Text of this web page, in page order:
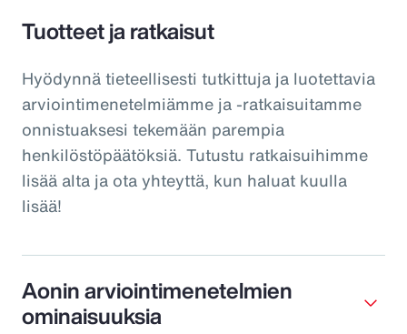
Tuotteet ja ratkaisut
Hyödynnä tieteellisesti tutkittuja ja luotettavia
arviointimenetelmiämme ja -ratkaisuitamme
onnistuaksesi tekemään parempia
henkilöstöpäätöksiä. Tutustu ratkaisuihimme
lisää alta ja ota yhteyttä, kun haluat kuulla
lisää!
Aonin arviointimenetelmien
ominaisuuksia